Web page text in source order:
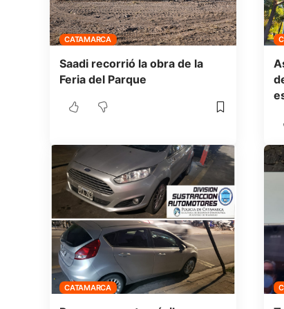
CATAMARCA
Saadi recorrió la obra de la
Feria del Parque
CATAMARCA